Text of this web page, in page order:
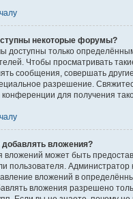
некоторые форумы?
доступны только
Чтобы просматривать
сообщения, совершать
разрешение.
для получения
добавлять вложения?
вложений может быть
пользователя.
вложений в
вложения разрешено